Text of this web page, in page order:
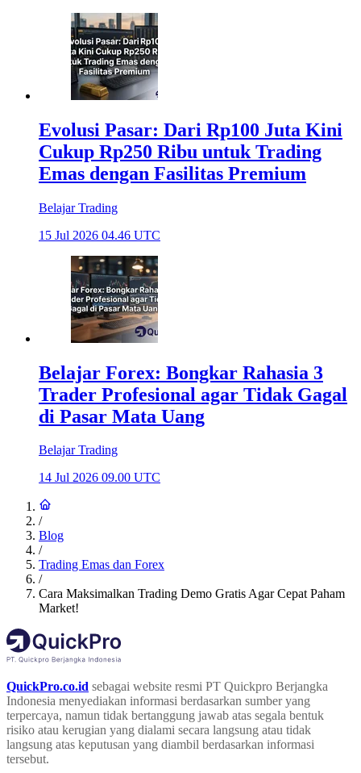
Evolusi Pasar: Dari Rp100 Juta Kini
Cukup Rp250 Ribu untuk Trading
Emas dengan Fasilitas Premium
Belajar Trading
15 Jul 2026 04.46 UTC
Belajar Forex: Bongkar Rahasia 3
Trader Profesional agar Tidak Gagal
di Pasar Mata Uang
Belajar Trading
14 Jul 2026 09.00 UTC
/
Blog
/
Trading Emas dan Forex
/
Cara Maksimalkan Trading Demo Gratis Agar Cepat Paham
Market!
QuickPro.co.id sebagai website resmi PT Quickpro Berjangka
Indonesia menyediakan informasi berdasarkan sumber yang
terpercaya, namun tidak bertanggung jawab atas segala bentuk
risiko atau kerugian yang dialami secara langsung atau tidak
langsung atas keputusan yang diambil berdasarkan informasi
tersebut.